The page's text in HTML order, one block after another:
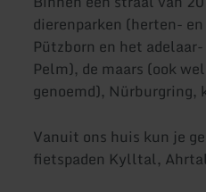
dierenparken (herten-
Pützborn en het
Pelm), de maars (ook
genoemd), Nürburgring,
Vanuit ons huis kun je
fietspaden Kylltal,